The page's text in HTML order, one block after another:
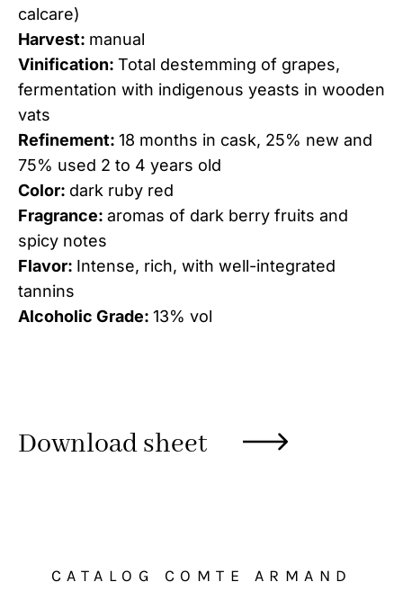
calcare)
Harvest: manual
Vinification: Total destemming of grapes,
fermentation with indigenous yeasts in wooden
vats
Refinement: 18 months in cask, 25% new and
75% used 2 to 4 years old
Color: dark ruby red
Fragrance: aromas of dark berry fruits and
spicy notes
Flavor: Intense, rich, with well-integrated
tannins
Alcoholic Grade: 13% vol
Download sheet
CATALOG COMTE ARMAND